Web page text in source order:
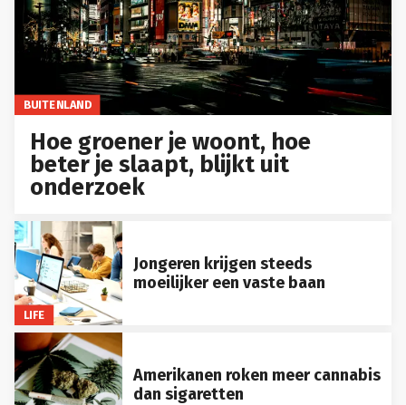
BUITENLAND
Hoe groener je woont, hoe
beter je slaapt, blijkt uit
onderzoek
LIFE
Jongeren krijgen steeds
moeilijker een vaste baan
Amerikanen roken meer cannabis
dan sigaretten